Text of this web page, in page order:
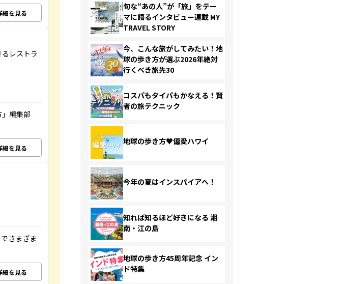
細を見る
レストラ
編集部
細を見る
さまざま
細を見る
旬な“あの人”が「旅」をテー
マに語るインタビュー連載 MY
TRAVEL STORY
今、こんな旅がしてみたい！地
球の歩き方が選ぶ2026年絶対
行くべき旅先30
コスパもタイパもかなえる！賢
者の旅テクニック
地球の歩き方♥偏愛ハワイ
今年の夏はインスパイアへ！
知れば知るほど好きになる 湘
南・江の島
地球の歩き方45周年記念 イン
ド特集